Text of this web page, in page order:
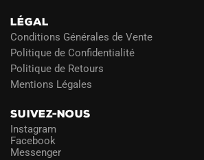
LÉGAL
Conditions Générales de Vente
Politique de Confidentialité
Politique de Retours
Mentions Légales
SUIVEZ-NOUS
Instagram
Facebook
Messenger